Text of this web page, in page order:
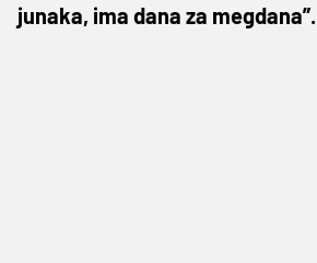
junaka, ima dana za megdana”.